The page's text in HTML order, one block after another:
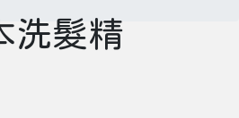
洗髮精